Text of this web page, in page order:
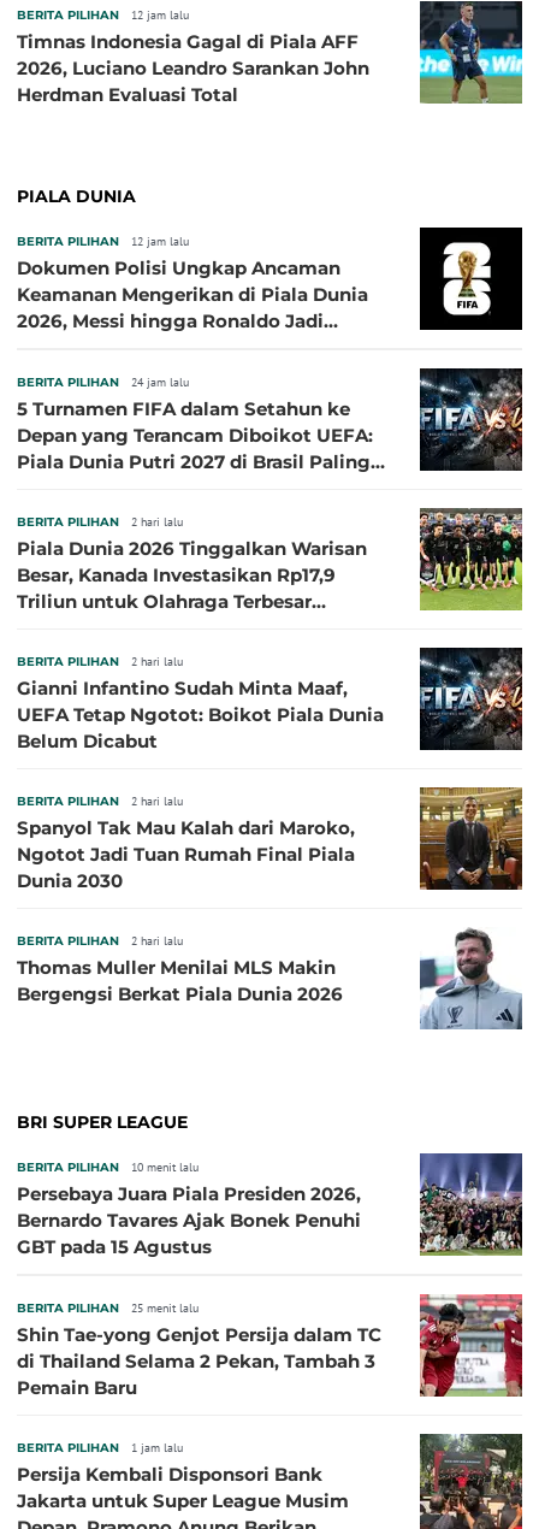
BERITA PILIHAN 12 jam lalu
Timnas Indonesia Gagal di Piala AFF
2026, Luciano Leandro Sarankan John
Herdman Evaluasi Total
PIALA DUNIA
BERITA PILIHAN 12 jam lalu
Dokumen Polisi Ungkap Ancaman
Keamanan Mengerikan di Piala Dunia
2026, Messi hingga Ronaldo Jadi
BERITA PILIHAN 24 jam lalu
5 Turnamen FIFA dalam Setahun ke
Depan yang Terancam Diboikot UEFA:
Piala Dunia Putri 2027 di Brasil Paling
BERITA PILIHAN 2 hari lalu
Piala Dunia 2026 Tinggalkan Warisan
Besar, Kanada Investasikan Rp17,9
Triliun untuk Olahraga Terbesar
BERITA PILIHAN 2 hari lalu
Gianni Infantino Sudah Minta Maaf,
UEFA Tetap Ngotot: Boikot Piala Dunia
Belum Dicabut
BERITA PILIHAN 2 hari lalu
Spanyol Tak Mau Kalah dari Maroko,
Ngotot Jadi Tuan Rumah Final Piala
Dunia 2030
BERITA PILIHAN 2 hari lalu
Thomas Muller Menilai MLS Makin
Bergengsi Berkat Piala Dunia 2026
BRI SUPER LEAGUE
BERITA PILIHAN 10 menit lalu
Persebaya Juara Piala Presiden 2026,
Bernardo Tavares Ajak Bonek Penuhi
GBT pada 15 Agustus
BERITA PILIHAN 25 menit lalu
Shin Tae-yong Genjot Persija dalam TC
di Thailand Selama 2 Pekan, Tambah 3
Pemain Baru
BERITA PILIHAN 1 jam lalu
Persija Kembali Disponsori Bank
Jakarta untuk Super League Musim